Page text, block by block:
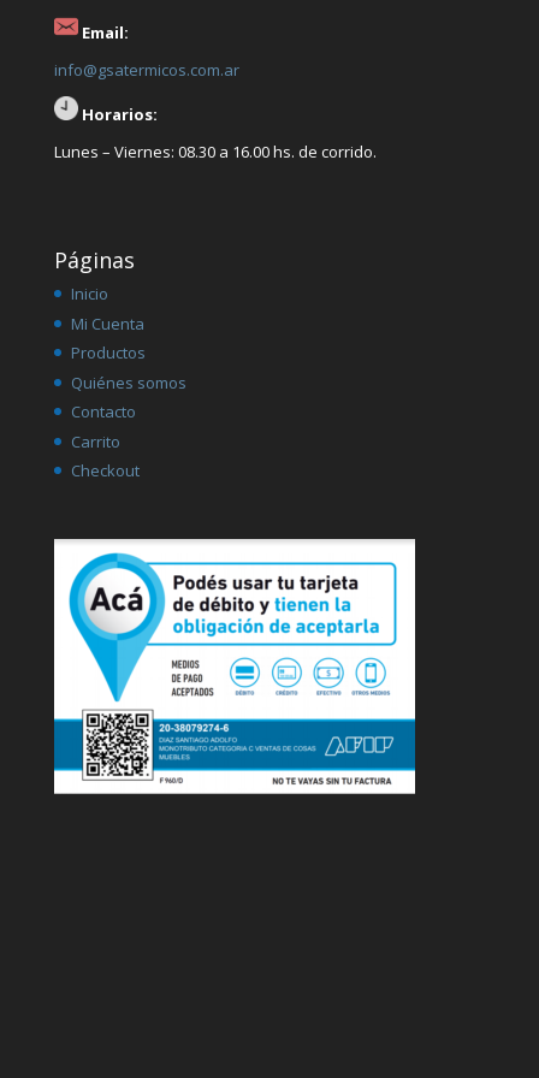
Email:
info@gsatermicos.com.ar
Horarios:
Lunes – Viernes: 08.30 a 16.00 hs. de corrido.
Páginas
Inicio
Mi Cuenta
Productos
Quiénes somos
Contacto
Carrito
Checkout